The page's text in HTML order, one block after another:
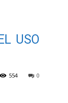
USO
0
554